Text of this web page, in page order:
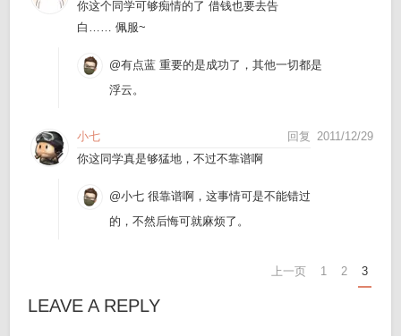
你这个同学可够痴情的了 借钱也要去告
白…… 佩服~
@有点蓝 重要的是成功了，其他一切都是
浮云。
2011/12/29
小七
回复
你这同学真是够猛地，不过不靠谱啊
@小七 很靠谱啊，这事情可是不能错过
的，不然后悔可就麻烦了。
上一页 1 2 3
LEAVE A REPLY